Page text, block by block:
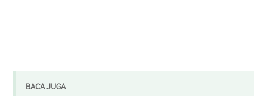
BACA JUGA